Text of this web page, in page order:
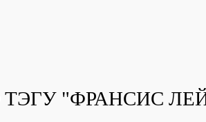
"ФРАНСИС